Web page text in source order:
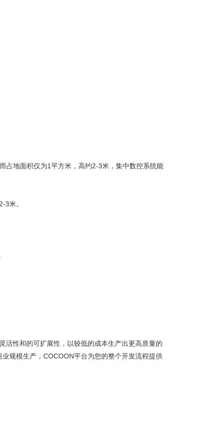
占地面积仅为1平方米，高约2-3米，集中数控系统能
3米。
活性和的可扩展性，以较低的成本生产出更高质量的
规模生产，COCOON平台为您的整个开发流程提供